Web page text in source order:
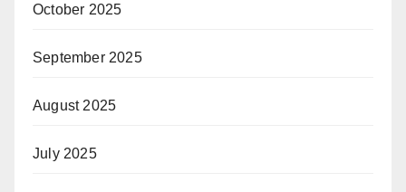
October 2025
September 2025
August 2025
July 2025